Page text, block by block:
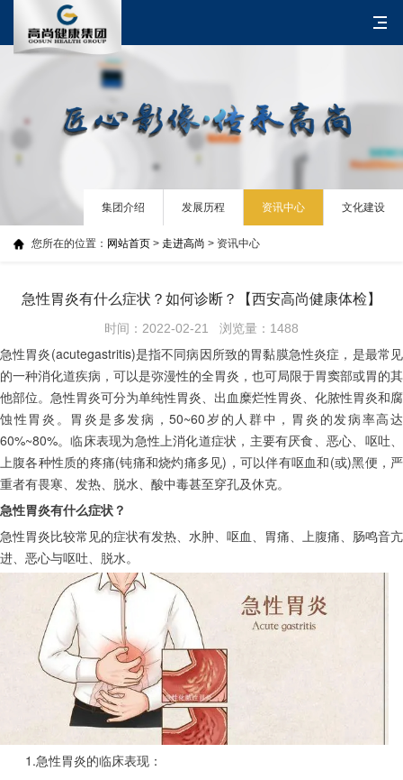
您所在的位置： 网站首页 > 走进高尚 > 资讯中心
集团介绍 发展历程 资讯中心 文化建设
急性胃炎有什么症状？如何诊断？【西安高尚健康体检】
时间：2022-02-21 浏览量：1488
急性胃炎(acutegastritis)是指不同病因所致的胃黏膜急性炎症，是最常见
的一种消化道疾病，可以是弥漫性的全胃炎，也可局限于胃窦部或胃的其
他部位。急性胃炎可分为单纯性胃炎、出血糜烂性胃炎、化脓性胃炎和腐
蚀性胃炎。胃炎是多发病，50~60岁的人群中，胃炎的发病率高达
60%~80%。临床表现为急性上消化道症状，主要有厌食、恶心、呕吐、
上腹各种性质的疼痛(钝痛和烧灼痛多见)，可以伴有呕血和(或)黑便，严
重者有畏寒、发热、脱水、酸中毒甚至穿孔及休克。
急性胃炎有什么症状？
急性胃炎比较常见的症状有发热、水肿、呕血、胃痛、上腹痛、肠鸣音亢
进、恶心与呕吐、脱水。
1.急性胃炎的临床表现：